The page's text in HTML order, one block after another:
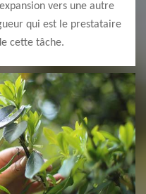
vers une autre
qui est le prestataire
cette tâche.